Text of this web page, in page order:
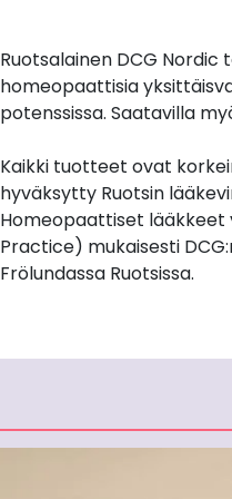
Ruotsalainen DCG
homeopaattisia
potenssissa. Saatavilla
Kaikki tuotteet ovat
hyväksytty Ruotsin
Homeopaattiset lääkkeet
Practice) mukaisesti
Frölundassa Ruotsissa.